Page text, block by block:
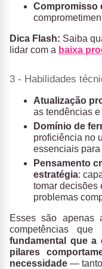
Compromisso
Dica Flash: Saiba
lidar com a baixa
3 - Habilidades
Atualização
as tendências
Domínio de
proficiência no
essenciais
Pensamento
estratégia:
tomar decisões
problemas
Esses são apenas
competências
fundamental que a
pilares
necessidade — tanto